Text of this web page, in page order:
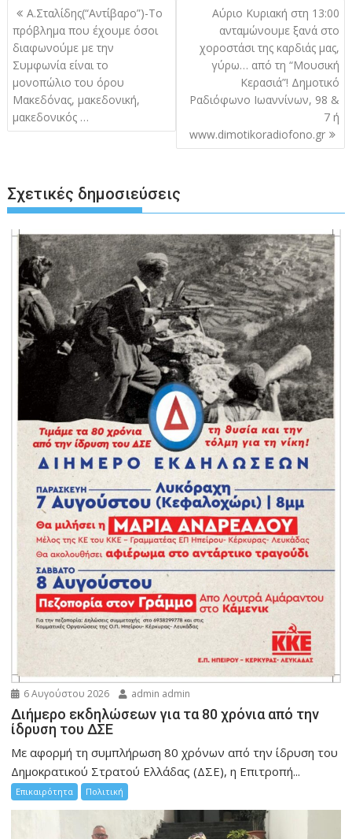
Πλοήγηση
άρθρων
Α.Σταλίδης(“Αντίβαρο”)-Το
πρόβλημα που έχουμε όσοι
διαφωνούμε με την
Συμφωνία είναι το
μονοπώλιο του όρου
Μακεδόνας, μακεδονική,
μακεδονικός …
Αύριο Κυριακή στη 13:00
ανταμώνουμε ξανά στο
χοροστάσι της καρδιάς μας,
γύρω… από τη “Μουσική
Κερασιά”! Δημοτικό
Ραδιόφωνο Ιωαννίνων, 98 &
7 ή
www.dimotikoradiofono.gr
Σχετικές δημοσιεύσεις
6 Αυγούστου 2026 admin admin
Διήμερο εκδηλώσεων για τα 80 χρόνια από την
ίδρυση του ΔΣΕ
Με αφορμή τη συμπλήρωση 80 χρόνων από την ίδρυση του
Δημοκρατικού Στρατού Ελλάδας (ΔΣΕ), η Επιτροπή...
Επικαιρότητα Πολιτική